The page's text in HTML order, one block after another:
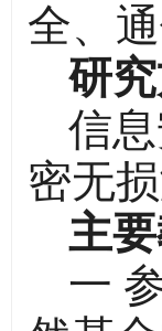
全、
研
信
密无
主
一